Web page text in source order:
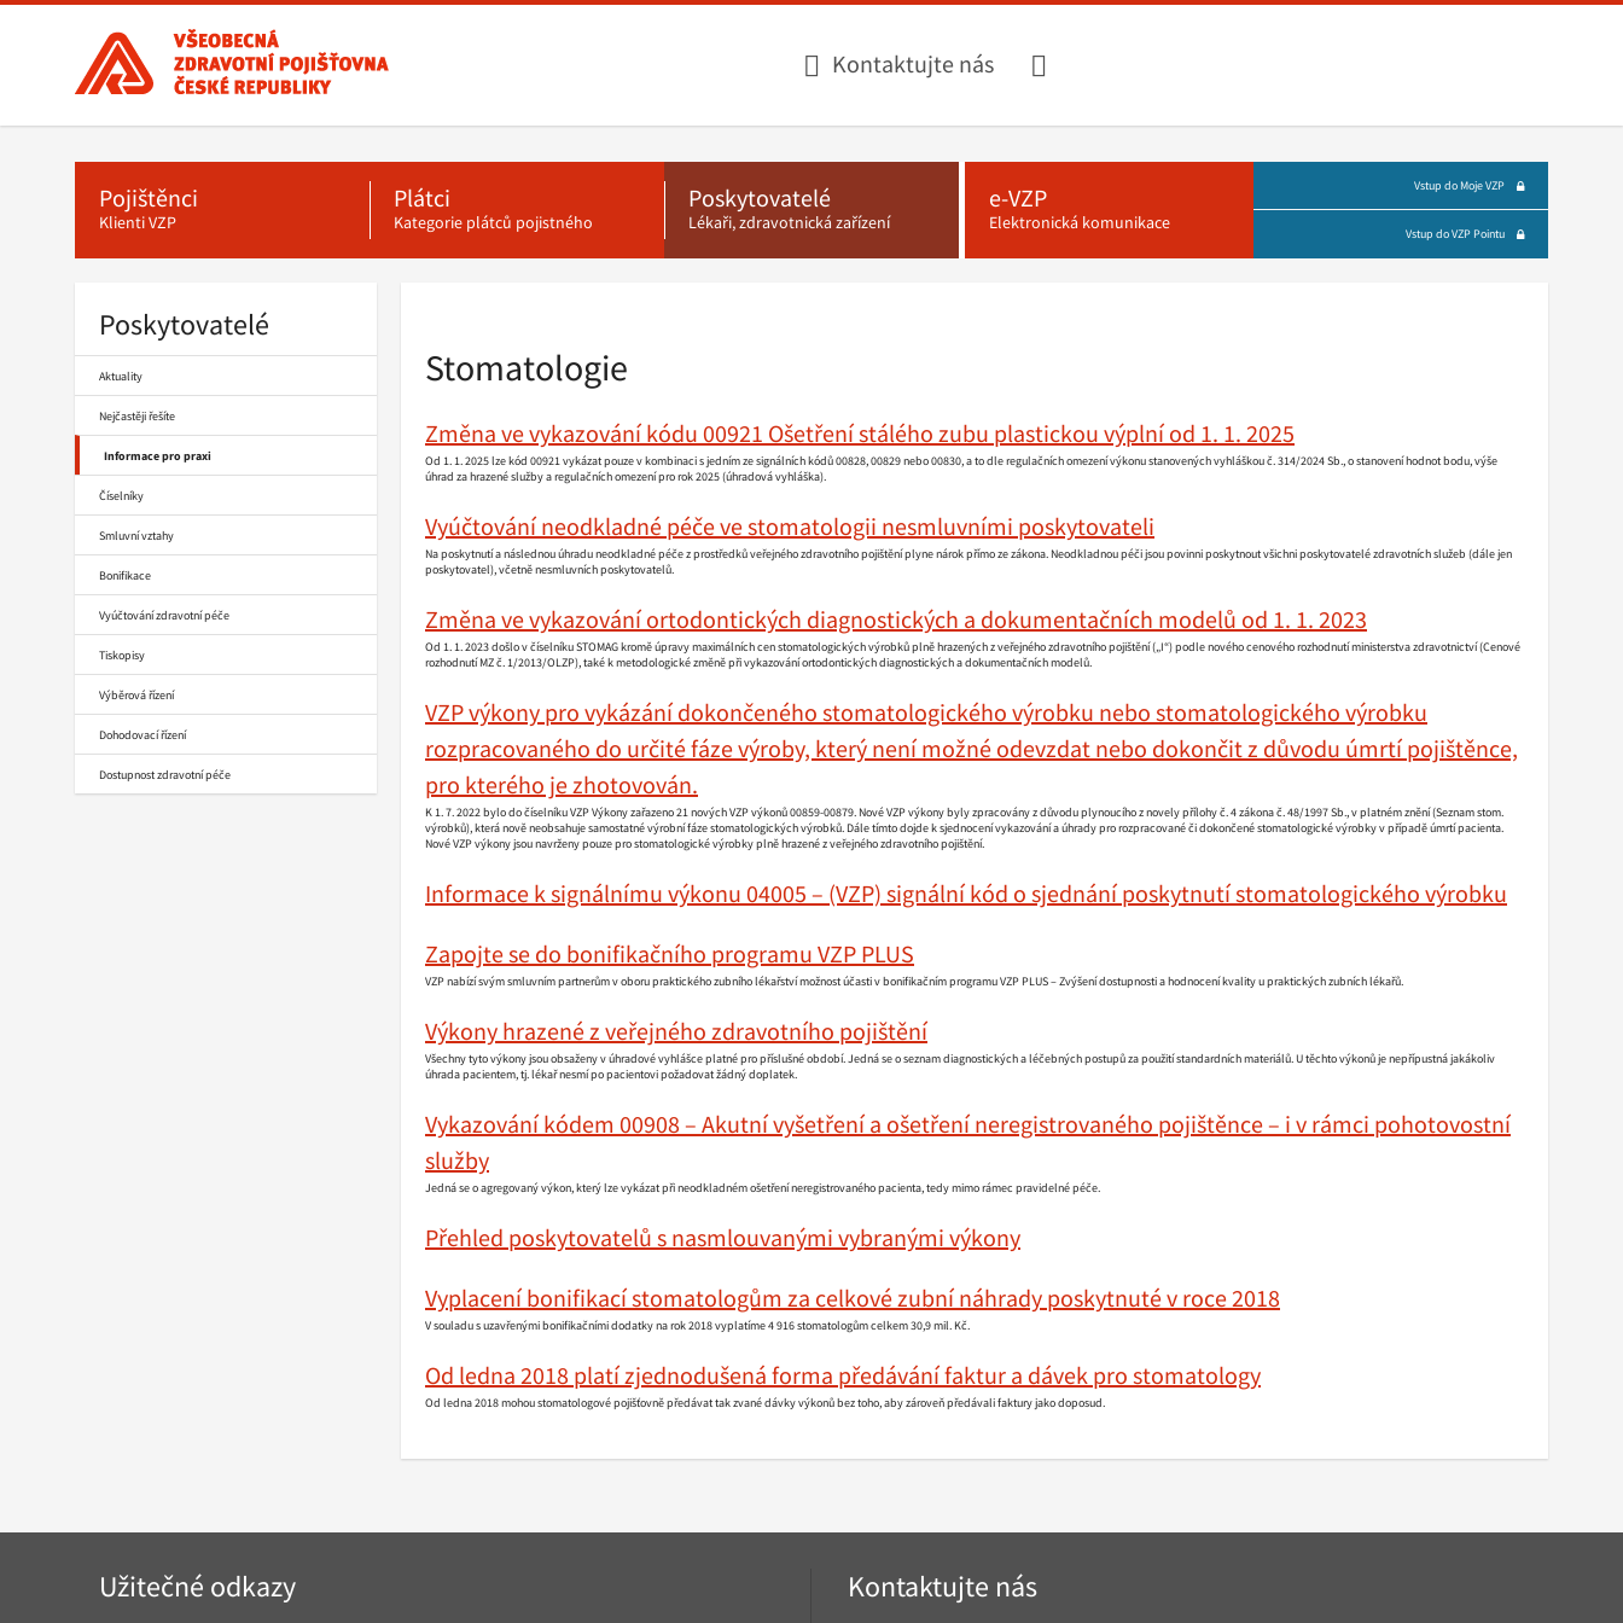
Všeobecná
zdravotní
pojišťovna
ČR,
hlavní
stránka
Kontaktujte nás
Pojištěnci
Klienti VZP
Plátci
Kategorie plátců pojistného
Poskytovatelé
Lékaři, zdravotnická zařízení
e-VZP
Elektronická komunikace
Vstup do Moje VZP
Vstup do VZP Pointu
Poskytovatelé
Aktuality
Nejčastěji řešíte
Informace pro praxi
Číselníky
Smluvní vztahy
Bonifikace
Vyúčtování zdravotní péče
Tiskopisy
Výběrová řízení
Dohodovací řízení
Dostupnost zdravotní péče
Stomatologie
Změna ve vykazování kódu 00921 Ošetření stálého zubu plastickou výplní od 1. 1. 2025
Od 1. 1. 2025 lze kód 00921 vykázat pouze v kombinaci s jedním ze signálních kódů 00828, 00829 nebo 00830, a to dle regulačních omezení výkonu stanovených vyhláškou č. 314/2024 Sb., o stanovení hodnot bodu, výše
úhrad za hrazené služby a regulačních omezení pro rok 2025 (úhradová vyhláška).
Vyúčtování neodkladné péče ve stomatologii nesmluvními poskytovateli
Na poskytnutí a následnou úhradu neodkladné péče z prostředků veřejného zdravotního pojištění plyne nárok přímo ze zákona. Neodkladnou péči jsou povinni poskytnout všichni poskytovatelé zdravotních služeb (dále jen
poskytovatel), včetně nesmluvních poskytovatelů.
Změna ve vykazování ortodontických diagnostických a dokumentačních modelů od 1. 1. 2023
Od 1. 1. 2023 došlo v číselníku STOMAG kromě úpravy maximálních cen stomatologických výrobků plně hrazených z veřejného zdravotního pojištění („I“) podle nového cenového rozhodnutí ministerstva zdravotnictví (Cenové
rozhodnutí MZ č. 1/2013/OLZP), také k metodologické změně při vykazování ortodontických diagnostických a dokumentačních modelů.
VZP výkony pro vykázání dokončeného stomatologického výrobku nebo stomatologického výrobku
rozpracovaného do určité fáze výroby, který není možné odevzdat nebo dokončit z důvodu úmrtí pojištěnce,
pro kterého je zhotovován.
K 1. 7. 2022 bylo do číselníku VZP Výkony zařazeno 21 nových VZP výkonů 00859-00879. Nové VZP výkony byly zpracovány z důvodu plynoucího z novely přílohy č. 4 zákona č. 48/1997 Sb., v platném znění (Seznam stom.
výrobků), která nově neobsahuje samostatné výrobní fáze stomatologických výrobků. Dále tímto dojde k sjednocení vykazování a úhrady pro rozpracované či dokončené stomatologické výrobky v případě úmrtí pacienta.
Nové VZP výkony jsou navrženy pouze pro stomatologické výrobky plně hrazené z veřejného zdravotního pojištění.
Informace k signálnímu výkonu 04005 – (VZP) signální kód o sjednání poskytnutí stomatologického výrobku
Zapojte se do bonifikačního programu VZP PLUS
VZP nabízí svým smluvním partnerům v oboru praktického zubního lékařství možnost účasti v bonifikačním programu VZP PLUS – Zvýšení dostupnosti a hodnocení kvality u praktických zubních lékařů.
Výkony hrazené z veřejného zdravotního pojištění
Všechny tyto výkony jsou obsaženy v úhradové vyhlášce platné pro příslušné období. Jedná se o seznam diagnostických a léčebných postupů za použití standardních materiálů. U těchto výkonů je nepřípustná jakákoliv
úhrada pacientem, tj. lékař nesmí po pacientovi požadovat žádný doplatek.
Vykazování kódem 00908 – Akutní vyšetření a ošetření neregistrovaného pojištěnce – i v rámci pohotovostní
služby
Jedná se o agregovaný výkon, který lze vykázat při neodkladném ošetření neregistrovaného pacienta, tedy mimo rámec pravidelné péče.
Přehled poskytovatelů s nasmlouvanými vybranými výkony
Vyplacení bonifikací stomatologům za celkové zubní náhrady poskytnuté v roce 2018
V souladu s uzavřenými bonifikačními dodatky na rok 2018 vyplatíme 4 916 stomatologům celkem 30,9 mil. Kč.
Od ledna 2018 platí zjednodušená forma předávání faktur a dávek pro stomatology
Od ledna 2018 mohou stomatologové pojišťovně předávat tak zvané dávky výkonů bez toho, aby zároveň předávali faktury jako doposud.
Navigace
Užitečné odkazy Kontaktujte nás